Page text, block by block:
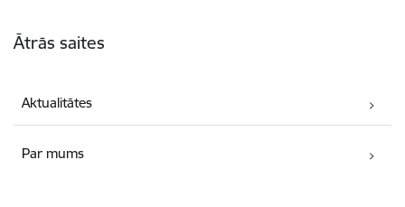
Ātrās saites
Aktualitātes
Par mums